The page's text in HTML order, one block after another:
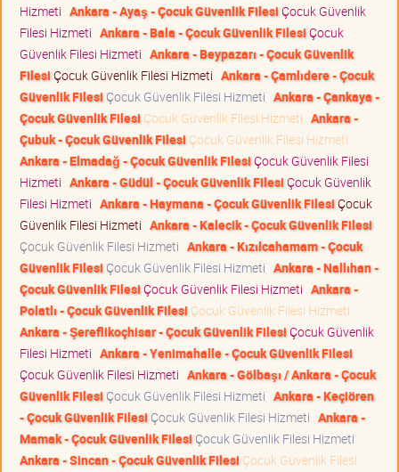
Hizmeti Ankara - Ayaş - Çocuk Güvenlik FilesiÇocuk Güvenlik
Filesi Hizmeti Ankara - Bala - Çocuk Güvenlik FilesiÇocuk
Güvenlik Filesi Hizmeti Ankara - Beypazarı - Çocuk Güvenlik
FilesiÇocuk Güvenlik Filesi Hizmeti Ankara - Çamlıdere - Çocuk
Güvenlik Filesi Çocuk Güvenlik Filesi Hizmeti Ankara - Çankaya -
Çocuk Güvenlik Filesi Çocuk Güvenlik Filesi Hizmeti Ankara -
Çubuk - Çocuk Güvenlik Filesi Çocuk Güvenlik Filesi Hizmeti
Ankara - Elmadağ - Çocuk Güvenlik FilesiÇocuk Güvenlik Filesi
Hizmeti Ankara - Güdül - Çocuk Güvenlik FilesiÇocuk Güvenlik
Filesi Hizmeti Ankara - Haymana - Çocuk Güvenlik FilesiÇocuk
Güvenlik Filesi Hizmeti Ankara - Kalecik - Çocuk Güvenlik Filesi
Çocuk Güvenlik Filesi Hizmeti Ankara - Kızılcahamam - Çocuk
Güvenlik Filesi Çocuk Güvenlik Filesi Hizmeti Ankara - Nallıhan -
Çocuk Güvenlik FilesiÇocuk Güvenlik Filesi Hizmeti Ankara -
Polatlı - Çocuk Güvenlik Filesi Çocuk Güvenlik Filesi Hizmeti
Ankara - Şereflikoçhisar - Çocuk Güvenlik FilesiÇocuk Güvenlik
Filesi Hizmeti Ankara - Yenimahalle - Çocuk Güvenlik Filesi
Çocuk Güvenlik Filesi Hizmeti Ankara - Gölbaşı / Ankara - Çocuk
Güvenlik Filesi Çocuk Güvenlik Filesi Hizmeti Ankara - Keçiören
- Çocuk Güvenlik Filesi Çocuk Güvenlik Filesi Hizmeti Ankara -
Mamak - Çocuk Güvenlik Filesi Çocuk Güvenlik Filesi Hizmeti
Ankara - Sincan - Çocuk Güvenlik Filesi Çocuk Güvenlik Filesi